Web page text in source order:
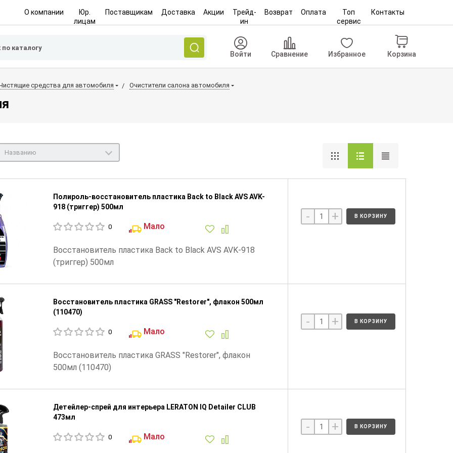
О компании
Юр.
лицам
Поставщикам Доставка Акции
Трейд-
ин
Возврат Оплата
Топ
сервис
Контакты
Войти Сравнение Избранное Корзина
средства для автомобиля Очистители салона автомобиля
Названию
Полироль-восстановитель пластика Back to Black AVS AVK-
918 (триггер) 500мл
0 Мало
Восстановитель пластика Back to Black AVS AVK-918
(триггер) 500мл
- + В КОРЗИНУ
Восстановитель пластика GRASS "Restorer", флакон 500мл
(110470)
0 Мало
Восстановитель пластика GRASS "Restorer", флакон
500мл (110470)
- + В КОРЗИНУ
Детейлер-спрей для интерьера LERATON IQ Detailer CLUB
473мл
0 Мало
- + В КОРЗИНУ